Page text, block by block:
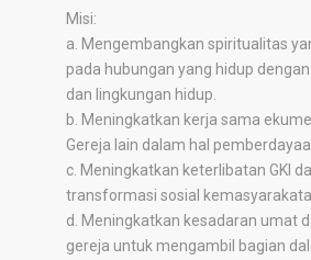
Misi:
a. Mengembangkan spiritualitas
pada hubungan yang hidup
dan lingkungan hidup.
b. Meningkatkan kerja sama
Gereja lain dalam hal
c. Meningkatkan keterlibatan GKI
transformasi sosial
d. Meningkatkan kesadaran umat
gereja untuk mengambil bagian